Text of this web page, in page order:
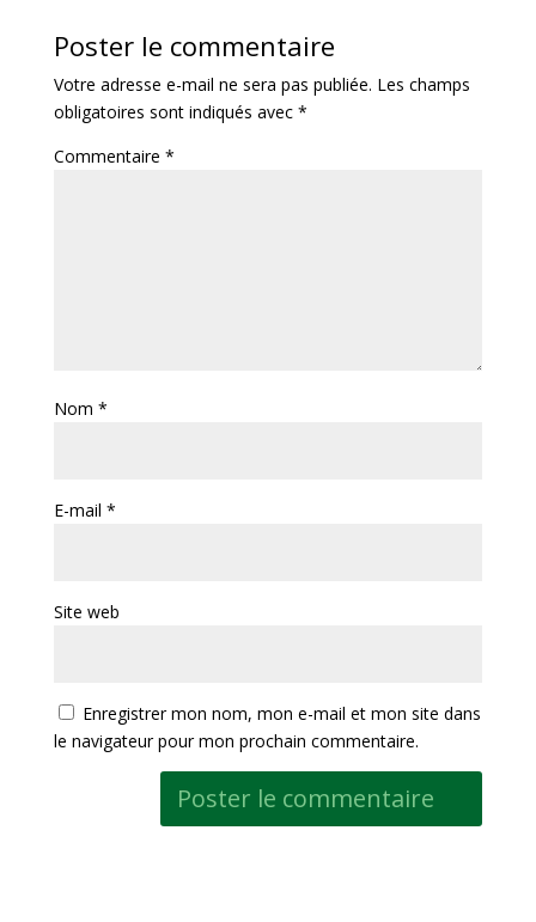
Poster le commentaire
Votre adresse e-mail ne sera pas publiée. Les champs
obligatoires sont indiqués avec *
Commentaire *
Nom *
E-mail *
Site web
Enregistrer mon nom, mon e-mail et mon site dans
le navigateur pour mon prochain commentaire.